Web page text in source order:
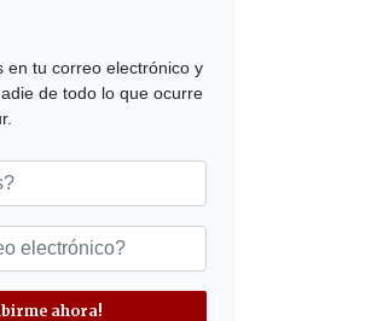
en tu correo electrónico y
de todo lo que ocurre
ahora!